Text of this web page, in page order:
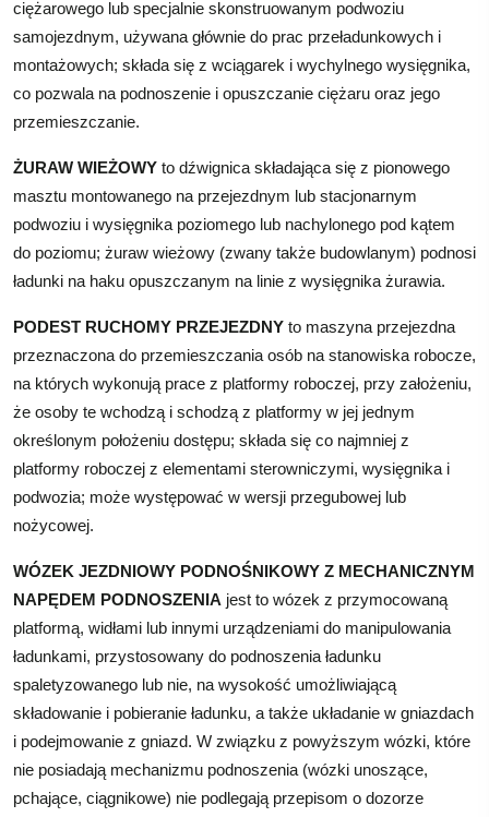
ciężarowego lub specjalnie skonstruowanym podwoziu
samojezdnym, używana głównie do prac przeładunkowych i
montażowych; składa się z wciągarek i wychylnego wysięgnika,
co pozwala na podnoszenie i opuszczanie ciężaru oraz jego
przemieszczanie.
ŻURAW WIEŻOWY to dźwignica składająca się z pionowego
masztu montowanego na przejezdnym lub stacjonarnym
podwoziu i wysięgnika poziomego lub nachylonego pod kątem
do poziomu; żuraw wieżowy (zwany także budowlanym) podnosi
ładunki na haku opuszczanym na linie z wysięgnika żurawia.
PODEST RUCHOMY PRZEJEZDNY to maszyna przejezdna
przeznaczona do przemieszczania osób na stanowiska robocze,
na których wykonują prace z platformy roboczej, przy założeniu,
że osoby te wchodzą i schodzą z platformy w jej jednym
określonym położeniu dostępu; składa się co najmniej z
platformy roboczej z elementami sterowniczymi, wysięgnika i
podwozia; może występować w wersji przegubowej lub
nożycowej.
WÓZEK JEZDNIOWY PODNOŚNIKOWY Z MECHANICZNYM
NAPĘDEM PODNOSZENIA jest to wózek z przymocowaną
platformą, widłami lub innymi urządzeniami do manipulowania
ładunkami, przystosowany do podnoszenia ładunku
spaletyzowanego lub nie, na wysokość umożliwiającą
składowanie i pobieranie ładunku, a także układanie w gniazdach
i podejmowanie z gniazd. W związku z powyższym wózki, które
nie posiadają mechanizmu podnoszenia (wózki unoszące,
pchające, ciągnikowe) nie podlegają przepisom o dozorze